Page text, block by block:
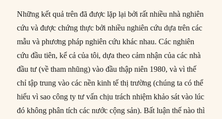
Những kết quả trên đã được lặp lại bởi rất nhiều nhà nghiên
cứu và được chứng thực bởi nhiều nghiên cứu dựa trên các
mẫu và phương pháp nghiên cứu khác nhau. Các nghiên
cứu đầu tiên, kể cả của tôi, dựa theo cảm nhận của các nhà
đầu tư (về tham nhũng) vào đầu thập niên 1980, và vì thế
chỉ tập trung vào các nền kinh tế thị trường (chúng ta có thể
hiểu vì sao công ty tư vấn chịu trách nhiệm khảo sát vào lúc
đó không phân tích các nước cộng sản). Bất luận thế nào thì